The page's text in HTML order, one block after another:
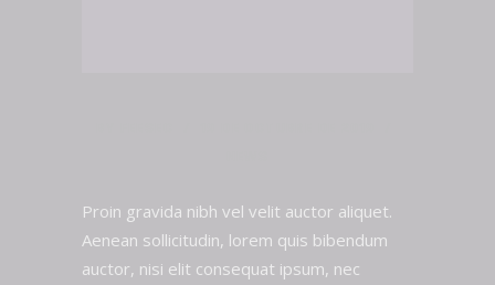
Proin gravida nibh vel velit auctor aliquet.
Aenean sollicitudin, lorem quis bibendum
auctor, nisi elit consequat ipsum, nec